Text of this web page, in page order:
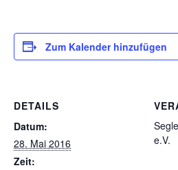
Zum Kalender hinzufügen
DETAILS
Datum:
28. Mai 2016
Zeit:
e.V.